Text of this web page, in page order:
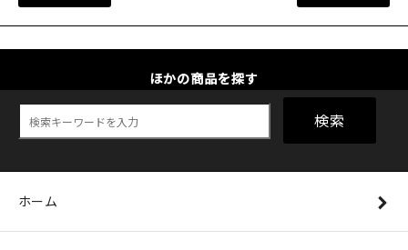
ほかの商品を探す
検索
ホーム